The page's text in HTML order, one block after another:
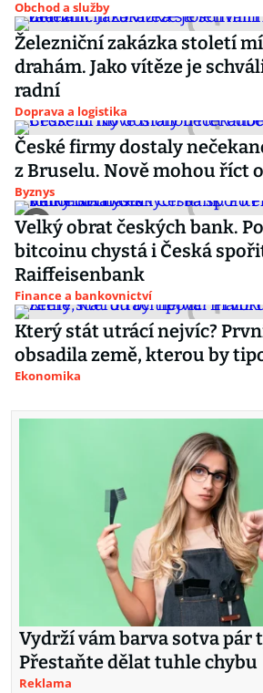
Obchod a služby
Železniční zakázka století
drahám. Jako vítěze je
radní
Doprava a logistika
České firmy dostaly
z Bruselu. Nově mohou říct
Byznys
Velký obrat českých bank.
bitcoinu chystá i Česká
Raiffeisenbank
Finance a bankovnictví
Který stát utrácí nejvíc?
obsadila země, kterou by
Ekonomika
Vydrží vám barva sotva pár
Přestaňte dělat tuhle chybu
Reklama